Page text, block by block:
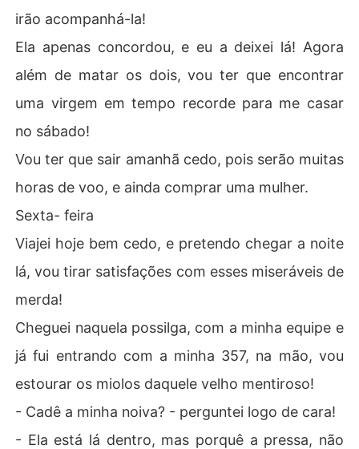
irão acompanhá-la!
Ela apenas concordou, e eu a deixei lá! Agora
além de matar os dois, vou ter que encontrar
uma virgem em tempo recorde para me casar
no sábado!
Vou ter que sair amanhã cedo, pois serão muitas
horas de voo, e ainda comprar uma mulher.
Sexta- feira
Viajei hoje bem cedo, e pretendo chegar a noite
lá, vou tirar satisfações com esses miseráveis de
merda!
Cheguei naquela possilga, com a minha equipe e
já fui entrando com a minha 357, na mão, vou
estourar os miolos daquele velho mentiroso!
- Cadê a minha noiva? - perguntei logo de cara!
- Ela está lá dentro, mas porquê a pressa, não